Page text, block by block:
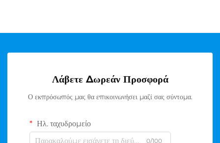
Λάβετε Δωρεάν Προσφορά
Ο εκπρόσωπός μας θα επικοινωνήσει μαζί σας σύντομα.
Ηλ. ταχυδρομείο
0/100